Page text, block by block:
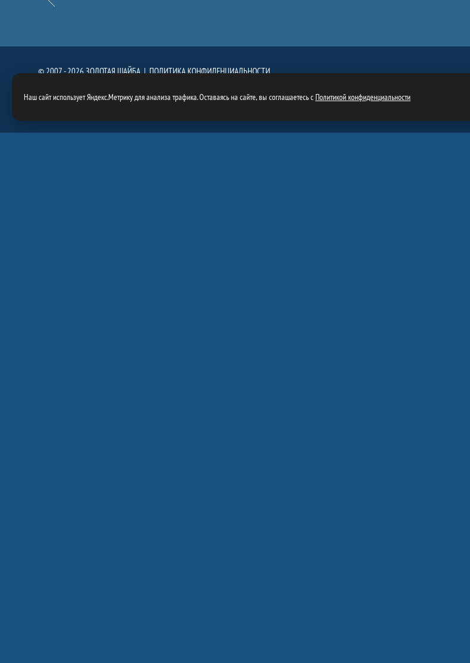
© 2007 - 2026 ЗОЛОТАЯ ШАЙБА |ПОЛИТИКА КОНФИДЕНЦИАЛЬНОСТИ
Наш сайт использует Яндекс.Метрику для анализа трафика. Оставаясь на сайте, вы соглашаетесь сПолитикой конфиденциальности